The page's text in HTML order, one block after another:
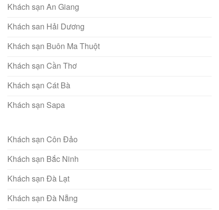
Khách sạn An Giang
Khách san Hải Dương
Khách sạn Buôn Ma Thuột
Khách sạn Cần Thơ
Khách sạn Cát Bà
Khách sạn Sapa
Khách sạn Côn Đảo
Khách sạn Bắc Ninh
Khách sạn Đà Lạt
Khách sạn Đà Nẵng